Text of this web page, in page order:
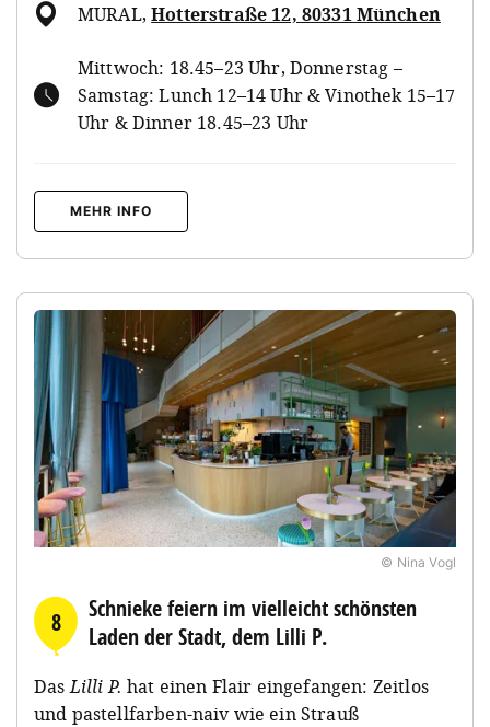
MURAL,Hotterstraße 12, 80331 München
Mittwoch: 18.45–23 Uhr, Donnerstag –
Samstag: Lunch 12–14 Uhr & Vinothek 15–17
Uhr & Dinner 18.45–23 Uhr
MEHR INFO
© Nina Vogl
8
Schnieke feiern im vielleicht schönsten
Laden der Stadt, dem Lilli P.
DasLilli P. hat einen Flair eingefangen: Zeitlos
und pastellfarben-naiv wie ein Strauß